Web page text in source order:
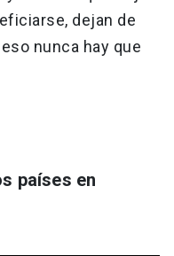
dejan de
nunca hay que
países en